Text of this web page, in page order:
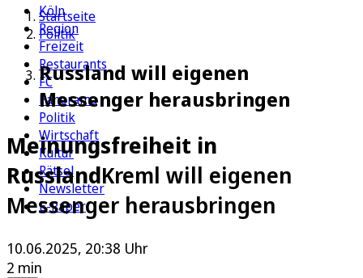
Köln
Region
Freizeit
Restaurants
FC
Panorama
Politik
Wirtschaft
Kultur
Rätsel
Newsletter
E-Paper
Startseite
Politik
Russland will eigenen
Messenger herausbringen
Meinungsfreiheit in
RusslandKreml will eigenen
Messenger herausbringen
10.06.2025, 20:38 Uhr
2 min